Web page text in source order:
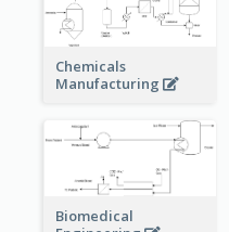
Chemicals
Manufacturing
Biomedical